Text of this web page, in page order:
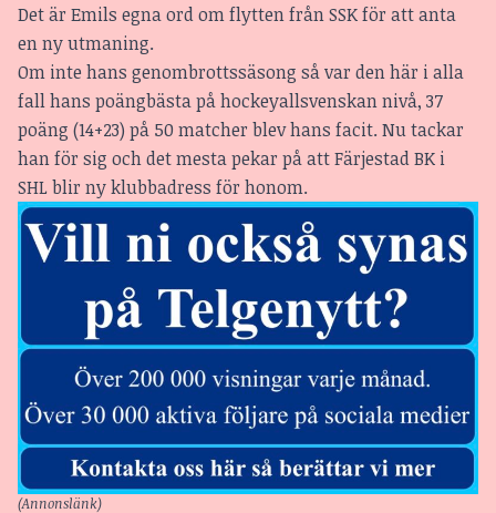
Det är Emils egna ord om flytten från SSK för att anta
en ny utmaning.
Om inte hans genombrottssäsong så var den här i alla
fall hans poängbästa på hockeyallsvenskan nivå, 37
poäng (14+23) på 50 matcher blev hans facit. Nu tackar
han för sig och det mesta pekar på att Färjestad BK i
SHL blir ny klubbadress för honom.
(Annonslänk)